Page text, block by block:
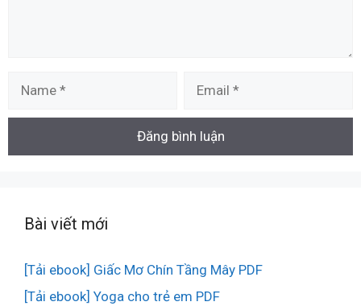
Bài viết mới
[Tải ebook] Giấc Mơ Chín Tầng Mây PDF
[Tải ebook] Yoga cho trẻ em PDF